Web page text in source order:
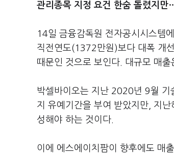
관리종목 지정 요건 한숨 돌렸지만
14일 금융감독원 전자공시시스템
직전연도(1372만원)보다 대폭 개
때문인 것으로 보인다. 대규모 매
박셀바이오는 지난 2020년 9월 기
지 유예기간을 부여 받았지만, 지
성해야 하는 것이다.
이에 에스에이치팜이 향후에도 매